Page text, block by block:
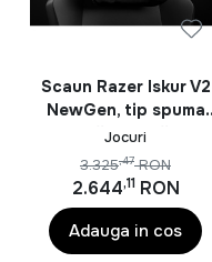
Scaun Razer Iskur V2
NewGen, tip spuma
spumă turnată PU,
suport lombar integrat,
tetieră reglabilă,
cotiere 2D, clasa de
ridicare pe gaz 4,
negru
Jocuri
2.644,11 RON
3.325,47 RON
Adauga in cos